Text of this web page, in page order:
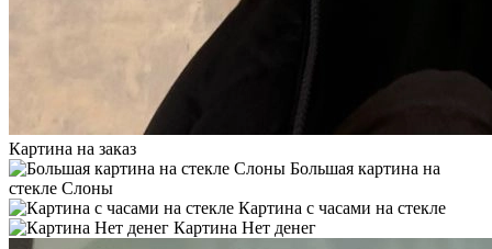
Картина на заказ
Большая картина на
стекле Слоны
Картина с часами на стекле
Картина Нет денег